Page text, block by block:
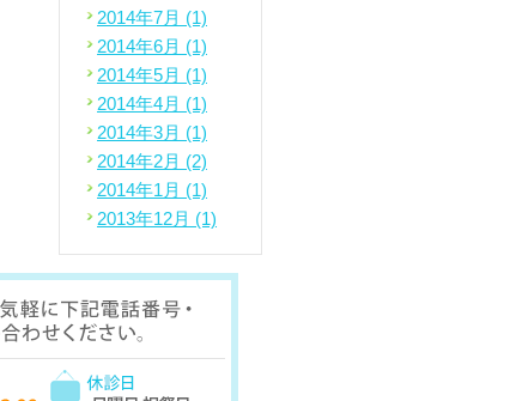
2014年7月 (1)
2014年6月 (1)
2014年5月 (1)
2014年4月 (1)
2014年3月 (1)
2014年2月 (2)
2014年1月 (1)
2013年12月 (1)